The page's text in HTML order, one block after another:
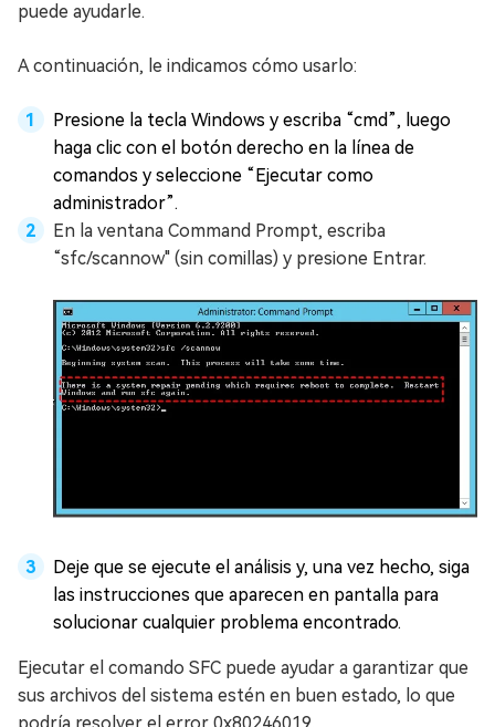
puede ayudarle.
A continuación, le indicamos cómo usarlo:
Presione la tecla Windows y escriba “cmd”, luego
haga clic con el botón derecho en la línea de
comandos y seleccione “Ejecutar como
administrador”.
En la ventana Command Prompt, escriba
“sfc/scannow" (sin comillas) y presione Entrar.
Deje que se ejecute el análisis y, una vez hecho, siga
las instrucciones que aparecen en pantalla para
solucionar cualquier problema encontrado.
Ejecutar el comando SFC puede ayudar a garantizar que
sus archivos del sistema estén en buen estado, lo que